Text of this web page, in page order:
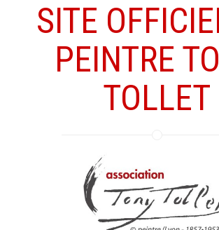
SITE
PEINTRE
TOLLET